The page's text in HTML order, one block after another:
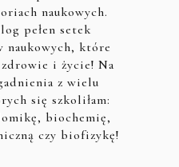
naukowych.
pełen setek
naukowych, które
i życie! Na
z wielu
się szkoliłam:
biochemię,
czy biofizykę!